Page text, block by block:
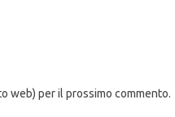
web) per il prossimo commento.